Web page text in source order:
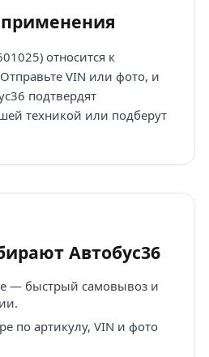
относится к
VIN или фото, и
подтвердят
техникой или подберут
Автобус36
— быстрый самовывоз и
по артикулу, VIN и фото